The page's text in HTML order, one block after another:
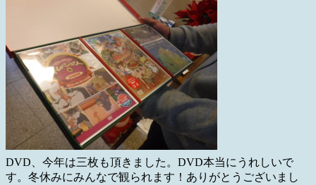
DVD、今年は三枚も頂きました。DVD本当にうれしいで
す。冬休みにみんなで観られます！ありがとうございまし